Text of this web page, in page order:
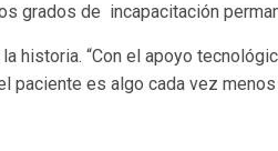
grados de incapacitación
historia. “Con el apoyo
paciente es algo cada vez